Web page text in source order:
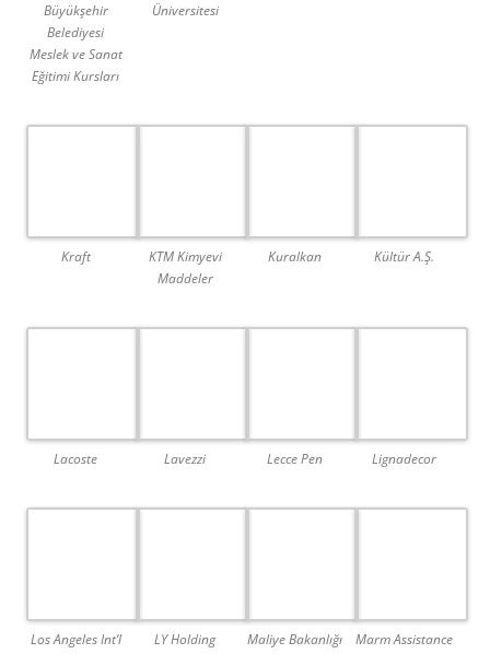
Büyükşehir
Belediyesi
Meslek ve Sanat
Eğitimi Kursları
Üniversitesi
Kraft
KTM Kimyevi
Maddeler
Kuralkan Kültür A.Ş.
Lacoste Lavezzi Lecce Pen Lignadecor
Los Angeles Int’l
LY Holding Maliye Bakanlığı Marm Assistance